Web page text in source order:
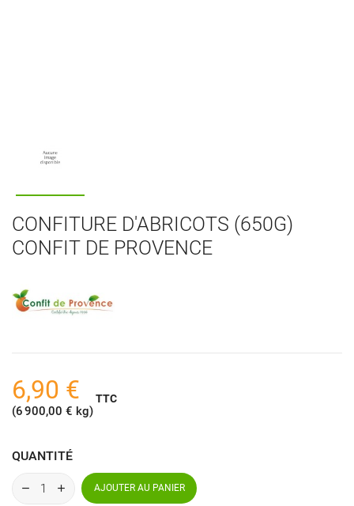
CONFITURE D'ABRICOTS (650G)
CONFIT DE PROVENCE
6,90 €
(6 900,00 € kg)
TTC
QUANTITÉ
AJOUTER AU PANIER